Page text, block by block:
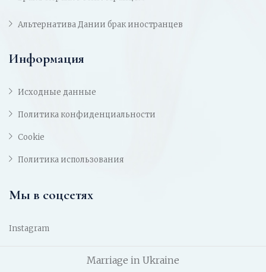
Альтернатива Дании брак иностранцев
Информация
Исходные данные
Политика конфиденциальности
Cookie
Политика использования
Мы в соцсетях
Instagram
Marriage in Ukraine